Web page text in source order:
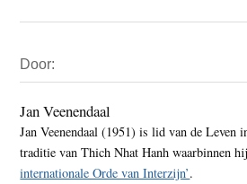
Sidebar
Door:
Jan Veenendaal
Jan Veenendaal (1951) is lid van de Leven
traditie van Thich Nhat Hanh waarbinnen
internationale Orde van Interzijn’.